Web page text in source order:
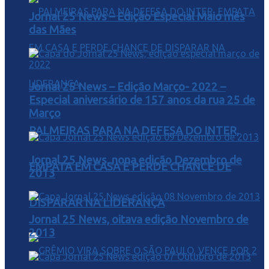
PALMEIRAS PARA NA DEFESA DO INTER,
EMPATA EM CASA E PERDE CHANCE DE
DISPARAR NA LIDERANÇA
Jornal 25 News – Edição Especial Maio mês
das Mães
Jornal 25 News – Edição Março- 2022 –
Especial aniversário de 157 anos da rua 25 de
Março
Jornal 25 News, nona edição Dezembro de
2013
Jornal 25 News, oitava edição Novembro de
2013